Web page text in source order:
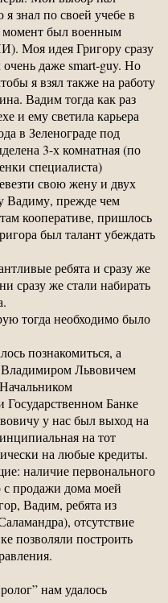
знал по своей учебе в
был военным
Моя идея Григору сразу
даже smart-guy. Но
я взял также на работу
Вадим тогда как раз
и ему светила карьера
в Зеленограде под
3-х комнатная (по
специалиста)
свою жену и двух
Вадиму, прежде чем
кооперативе, пришлось
был талант убеждать
ребята и сразу же
сразу же стали набирать
тогда необходимо было
познакомиться, а
Владимиром Львовичем
Банке
у нас был выход на
на тот
на любые кредиты.
наличие первонального
с продажи дома моей
Вадим, ребята из
отсутствие
позволяли построить
нам удалось